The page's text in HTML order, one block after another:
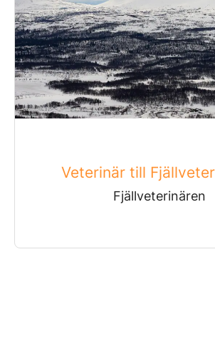
Veterinär till
Fjällveterinären